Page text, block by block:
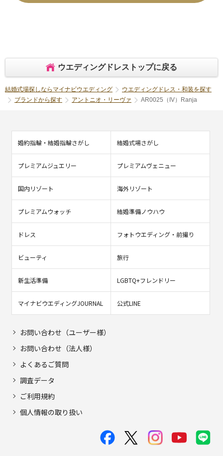
ウエディングドレストップに戻る
結婚式場探しならマイナビウエディング
ウエディングドレス・和装を探す
ブランドから探す
アントニオ・リーヴァ AR0025（IV）Ranja
婚約指輪・結婚指輪さがし 結婚式場さがし
プレミアムジュエリー プレミアムヴェニュー
国内リゾート 海外リゾート
プレミアムウォッチ 結婚準備ノウハウ
ドレス フォトウエディング・前撮り
ビューティ 旅行
新生活準備 LGBTQ+フレンドリー
マイナビウエディングJOURNAL 公式LINE
お問い合わせ（ユーザー様）
お問い合わせ（法人様）
よくあるご質問
調査データ
ご利用規約
個人情報の取り扱い